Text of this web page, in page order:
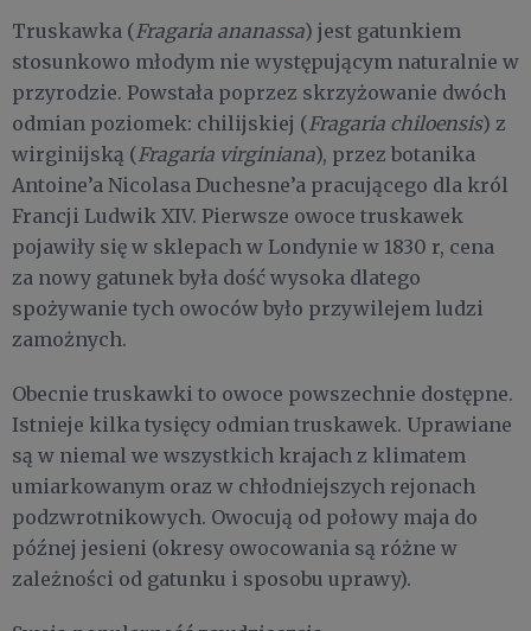
Truskawka (Fragaria ananassa) jest gatunkiem
stosunkowo młodym nie występującym naturalnie w
przyrodzie. Powstała poprzez skrzyżowanie dwóch
odmian poziomek: chilijskiej (Fragaria chiloensis) z
wirginijską (Fragaria virginiana), przez botanika
Antoine’a Nicolasa Duchesne’a pracującego dla król
Francji Ludwik XIV. Pierwsze owoce truskawek
pojawiły się w sklepach w Londynie w 1830 r, cena
za nowy gatunek była dość wysoka dlatego
spożywanie tych owoców było przywilejem ludzi
zamożnych.
Obecnie truskawki to owoce powszechnie dostępne.
Istnieje kilka tysięcy odmian truskawek. Uprawiane
są w niemal we wszystkich krajach z klimatem
umiarkowanym oraz w chłodniejszych rejonach
podzwrotnikowych. Owocują od połowy maja do
późnej jesieni (okresy owocowania są różne w
zależności od gatunku i sposobu uprawy).